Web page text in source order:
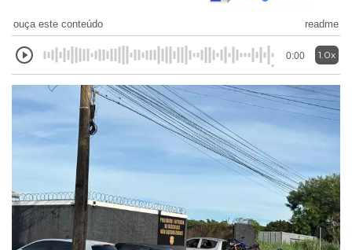
ouça este conteúdo readme
0:00 1.0x